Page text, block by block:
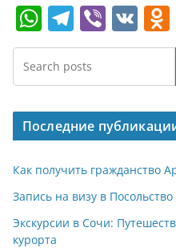
W
h
at
s
A
p
p
T
el
e
gr
a
m
Vi
b
V
K
Последние
Как получить гражданство
Запись на визу в
Экскурсии в Сочи:
курорта